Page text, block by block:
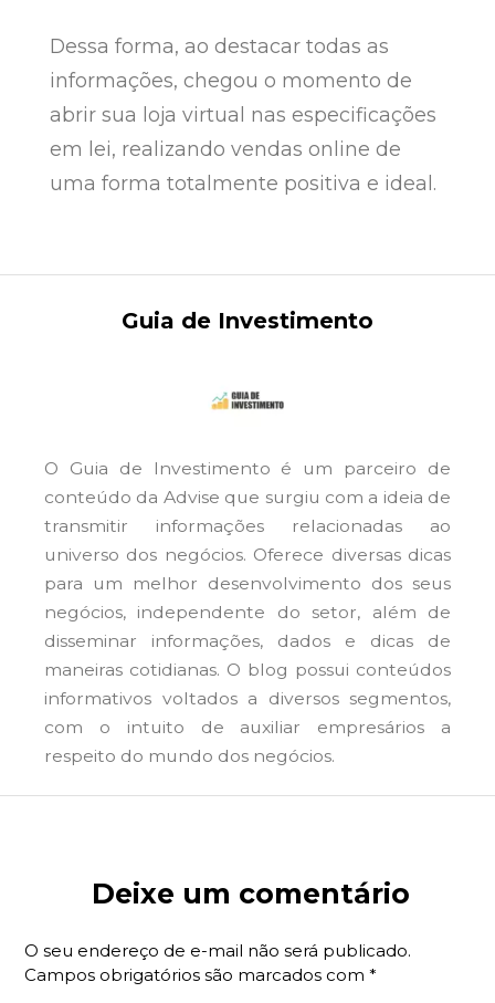
Dessa forma, ao destacar todas as
informações, chegou o momento de
abrir sua loja virtual nas especificações
em lei, realizando vendas online de
uma forma totalmente positiva e ideal.
Guia de Investimento
O Guia de Investimento é um parceiro de
conteúdo da Advise que surgiu com a ideia de
transmitir informações relacionadas ao
universo dos negócios. Oferece diversas dicas
para um melhor desenvolvimento dos seus
negócios, independente do setor, além de
disseminar informações, dados e dicas de
maneiras cotidianas. O blog possui conteúdos
informativos voltados a diversos segmentos,
com o intuito de auxiliar empresários a
respeito do mundo dos negócios.
Deixe um comentário
O seu endereço de e-mail não será publicado.
Campos obrigatórios são marcados com*